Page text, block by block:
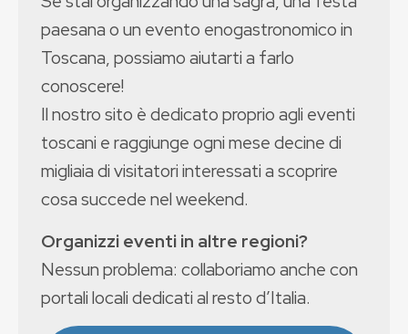
paesana o un evento enogastronomico in
Toscana, possiamo aiutarti a farlo
conoscere!
Il nostro sito è dedicato proprio agli eventi
toscani e raggiunge ogni mese decine di
migliaia di visitatori interessati a scoprire
cosa succede nel weekend.
Organizzi eventi in altre regioni?
Nessun problema: collaboriamo anche con
portali locali dedicati al resto d’Italia.